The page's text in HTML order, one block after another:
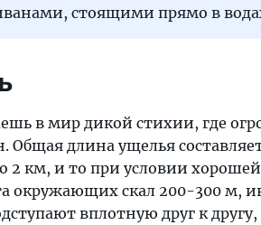
стоящими прямо в
в мир дикой стихии, где
длина ущелья
2 км, и то при условии
окружающих скал 200-300 м,
вплотную друг к